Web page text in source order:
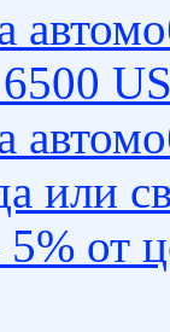
или
от